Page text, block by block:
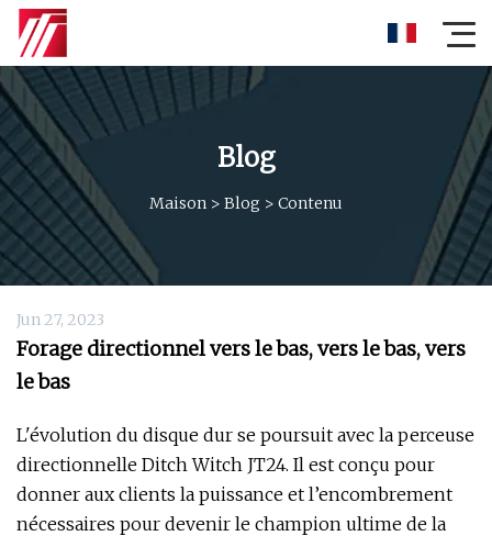
Blog
Maison > Blog > Contenu
Jun 27, 2023
Forage directionnel vers le bas, vers le bas, vers
le bas
L'évolution du disque dur se poursuit avec la perceuse
directionnelle Ditch Witch JT24. Il est conçu pour
donner aux clients la puissance et l’encombrement
nécessaires pour devenir le champion ultime de la